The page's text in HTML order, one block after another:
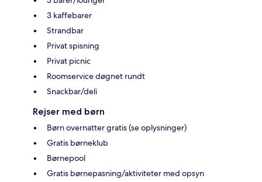
3 kaffebarer
Strandbar
Privat spisning
Privat picnic
Roomservice døgnet rundt
Snackbar/deli
Rejser med børn
Børn overnatter gratis (se oplysninger)
Gratis børneklub
Børnepool
Gratis børnepasning/aktiviteter med opsyn